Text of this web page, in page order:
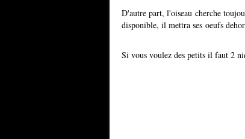
D'autre part, l'oiseau cherche
disponible, il mettra ses oeufs
Si vous voulez des petits il faut 2